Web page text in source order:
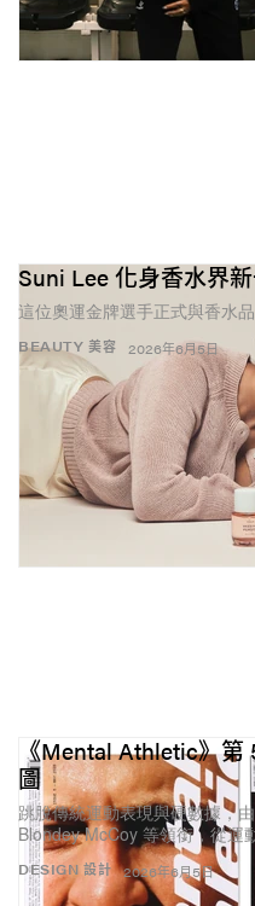
BEAUTY 美容
Suni Lee 化身香水界
這位奧運金牌選手正式與香水
2026年6月5日
DESIGN 設計
《Mental Athletic》第
圖
跳脫傳統運動表現與硬數據，
Blondey McCoy 等領銜，從運
2026年6月5日